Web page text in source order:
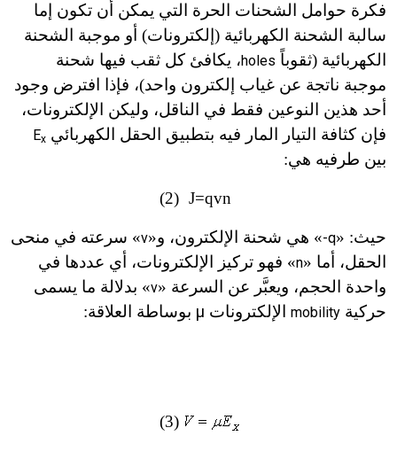
فكرة حوامل الشحنات الحرة التي يمكن أن تكون إما
سالبة الشحنة الكهربائية (إلكترونات) أو موجبة الشحنة
الكهربائية (ثقوباً holes، يكافئ كل ثقب فيها شحنة
موجبة ناتجة عن غياب إلكترون واحد)، فإذا افترض وجود
أحد هذين النوعين فقط في الناقل، وليكن الإلكترونات،
فإن كثافة التيار المار فيه بتطبيق الحقل الكهربائي
Ex
بين طرفيه هي:
J=qvn
(2)
حيث: «-q» هي شحنة الإلكترون، و«
v» سرعته في منحى
الحقل، أما «n» فهو تركيز الإلكترونات، أي عددها في
واحدة الحجم، ويعبَّر عن السرعة «v» بدلالة ما يسمى
حركية mobility الإلكترونات µ بوساطة العلاقة:
(3)